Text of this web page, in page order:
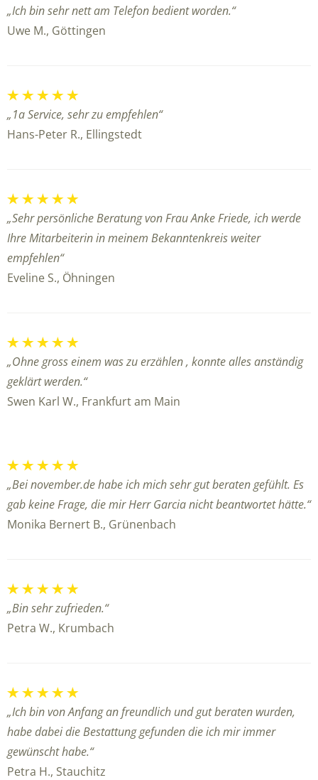
„Ich bin sehr nett am Telefon bedient worden.“
Uwe M., Göttingen
„1a Service, sehr zu empfehlen“
Hans-Peter R., Ellingstedt
„Sehr persönliche Beratung von Frau Anke Friede, ich werde
Ihre Mitarbeiterin in meinem Bekanntenkreis weiter
empfehlen“
Eveline S., Öhningen
„Ohne gross einem was zu erzählen , konnte alles anständig
geklärt werden.“
Swen Karl W., Frankfurt am Main
„Bei november.de habe ich mich sehr gut beraten gefühlt. Es
gab keine Frage, die mir Herr Garcia nicht beantwortet hätte.“
Monika Bernert B., Grünenbach
„Bin sehr zufrieden.“
Petra W., Krumbach
„Ich bin von Anfang an freundlich und gut beraten wurden,
habe dabei die Bestattung gefunden die ich mir immer
gewünscht habe.“
Petra H., Stauchitz